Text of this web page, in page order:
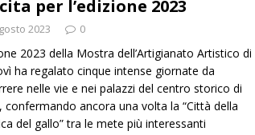
per l’edizione 2023
2023 0
2023 della Mostra dell’Artigianato Artistico di
ha regalato cinque intense giornate da
nelle vie e nei palazzi del centro storico di
confermando ancora una volta la “Città della
del gallo” tra le mete più interessanti